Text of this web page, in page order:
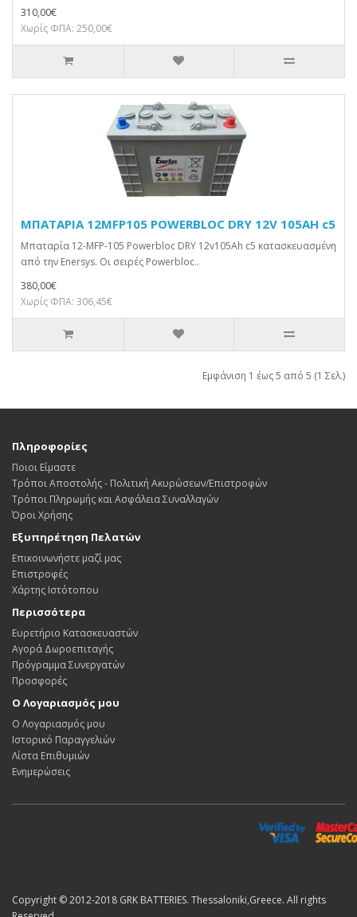
310,00€
Χωρίς ΦΠΑ: 250,00€
ΜΠΑΤΑΡΙΑ 12MFP105 POWERBLOC DRY 12V 105AH c5
Μπαταρία 12-MFP-105 Powerbloc DRY 12v105Ah c5 κατασκευασμένη
από την Enersys. Οι σειρές Powerbloc..
380,00€
Χωρίς ΦΠΑ: 306,45€
Εμφάνιση 1 έως 5 από 5 (1 Σελ.)
Πληροφορίες
Ποιοι Είμαστε
Τρόποι Αποστολής - Πολιτική Ακυρώσεων/Επιστροφών
Τρόποι Πληρωμής και Ασφάλεια Συναλλαγών
Όροι Χρήσης
Εξυπηρέτηση Πελατών
Επικοινωνήστε μαζί μας
Επιστροφές
Χάρτης Ιστότοπου
Περισσότερα
Ευρετήριο Κατασκευαστών
Αγορά Δωροεπιταγής
Πρόγραμμα Συνεργατών
Προσφορές
Ο Λογαριασμός μου
Ο Λογαριασμός μου
Ιστορικό Παραγγελιών
Λίστα Επιθυμιών
Ενημερώσεις
Copyright © 2012-2018 GRK BATTERIES. Thessaloniki,Greece. All rights